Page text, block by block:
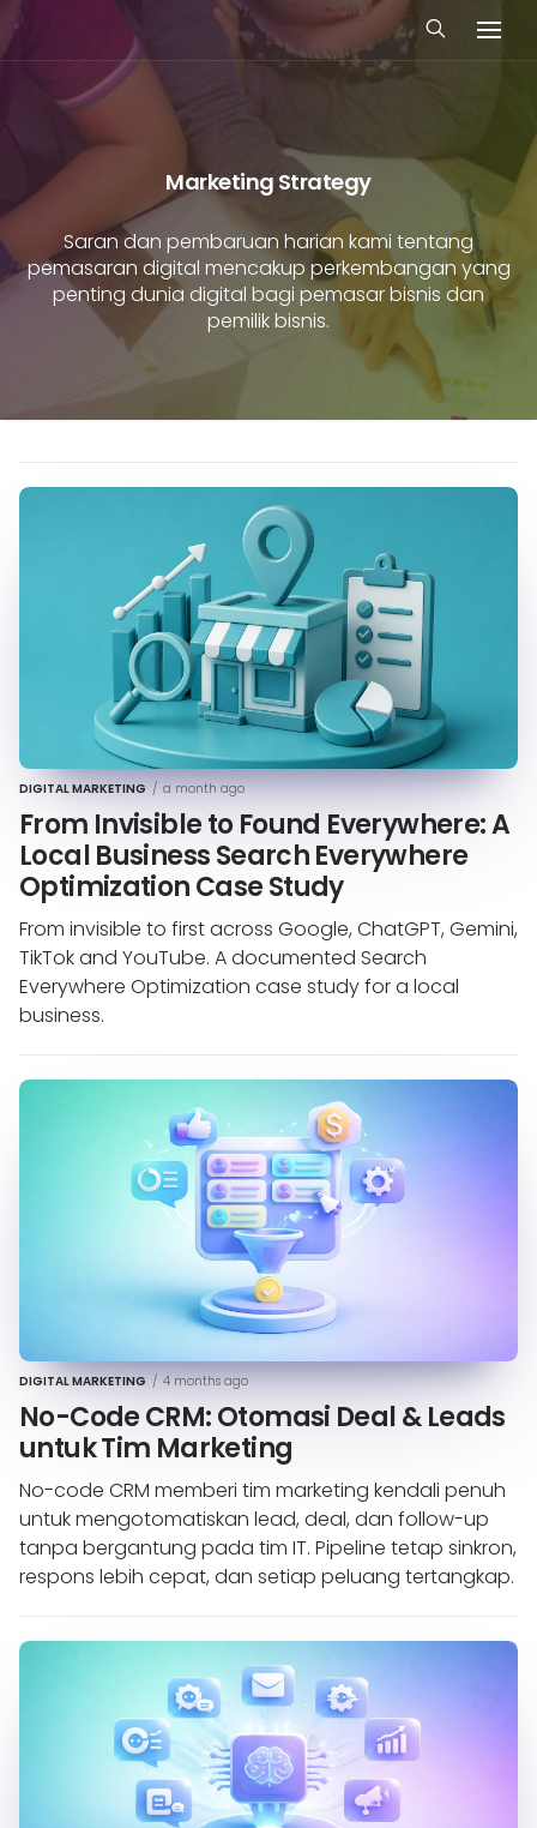
Marketing Strategy
Saran dan pembaruan harian kami tentang
pemasaran digital mencakup perkembangan yang
penting dunia digital bagi pemasar bisnis dan
pemilik bisnis.
DIGITAL MARKETING / a month ago
From Invisible to Found Everywhere: A
Local Business Search Everywhere
Optimization Case Study
From invisible to first across Google, ChatGPT, Gemini,
TikTok and YouTube. A documented Search
Everywhere Optimization case study for a local
business.
DIGITAL MARKETING / 4 months ago
No-Code CRM: Otomasi Deal & Leads
untuk Tim Marketing
No-code CRM memberi tim marketing kendali penuh
untuk mengotomatiskan lead, deal, dan follow-up
tanpa bergantung pada tim IT. Pipeline tetap sinkron,
respons lebih cepat, dan setiap peluang tertangkap.